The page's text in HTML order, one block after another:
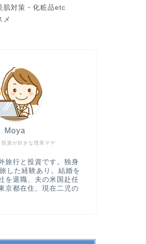
肌対策・化粧品etc
メ
投資が好きな理系ママ
Moya
旅行と投資です。独身
した経験あり。結婚を
を退職、夫の米国赴任
京都在住、現在二児の